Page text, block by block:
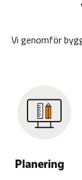
Vi genomför
Planering